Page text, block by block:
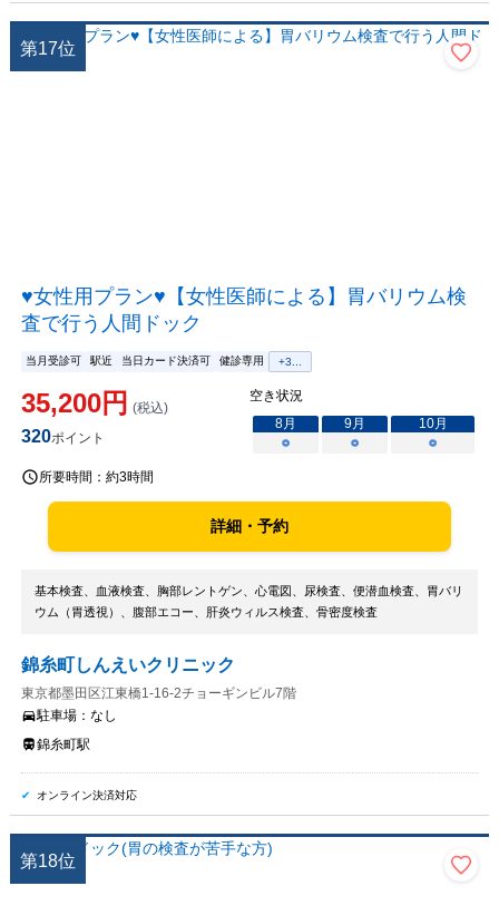
第17位
♥女性用プラン♥【女性医師による】胃バリウム検
査で行う人間ドック
当月受診可 駅近 当日カード決済可 健診専用 +3...
35,200円 (税込)
320ポイント
空き状況
8月 9月 10月
○
○ ○
所要時間： 約3時間
詳細・予約
基本検査、血液検査、胸部レントゲン、心電図、尿検査、便潜血検査、胃バリ
ウム（胃透視）、腹部エコー、肝炎ウィルス検査、骨密度検査
錦糸町しんえいクリニック
東京都墨田区江東橋1-16-2チョーギンビル7階
駐車場： なし
錦糸町駅
オンライン決済対応
第18位